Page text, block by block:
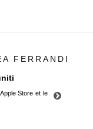
FERRANDI
Store et le